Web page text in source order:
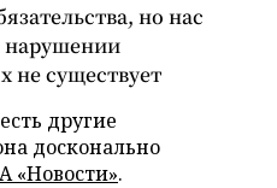
но нас
нарушении
не существует
другие
досконально
«Новости».